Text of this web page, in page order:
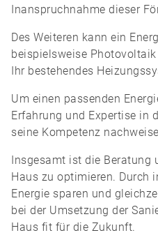
Inanspruchnahme dieser
Des Weiteren kann ein
beispielsweise
Ihr bestehendes
Um einen passenden
Erfahrung und Expertise in
seine Kompetenz
Insgesamt ist die Beratung
Haus zu optimieren. Durch
Energie sparen und
bei der Umsetzung der
Haus fit für die Zukunft.